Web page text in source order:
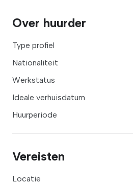
Over huurder
Type profiel
Nationaliteit
Werkstatus
Ideale verhuisdatum
Huurperiode
Vereisten
Locatie